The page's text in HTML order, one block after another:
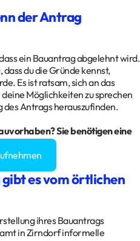
der Antrag
ein Bauantrag abgelehnt wird.
du die Gründe kennst,
Es ist ratsam, sich an das
Möglichkeiten zu sprechen
des Antrags herauszufinden.
Sie benötigen eine
es vom örtlichen
ihres Bauantrags
in Zirndorf informelle